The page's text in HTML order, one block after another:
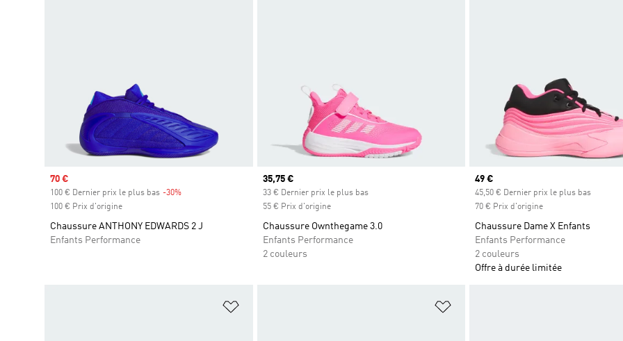
Prix soldé
70 €
100 € Dernier prix le plus bas -30%
100 € Prix d'origine
Chaussure ANTHONY EDWARDS 2 J
Enfants Performance
Prix actuel
35,75 €
33 € Dernier prix le plus bas
55 € Prix d'origine
Chaussure Ownthegame 3.0
Enfants Performance
2 couleurs
Prix actuel
49 €
45,50 € Dernier prix le plus bas
70 € Prix d'origine
Chaussure Dame X Enfants
Enfants Performance
2 couleurs
Offre à durée limitée